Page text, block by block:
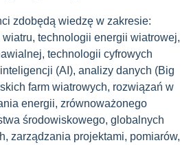
zdobędą wiedzę w zakresie:
technologii energii wiatrowej,
technologii cyfrowych
(AI), analizy danych (Big
farm wiatrowych, rozwiązań w
energii, zrównoważonego
środowiskowego, globalnych
zarządzania projektami, pomiarów,